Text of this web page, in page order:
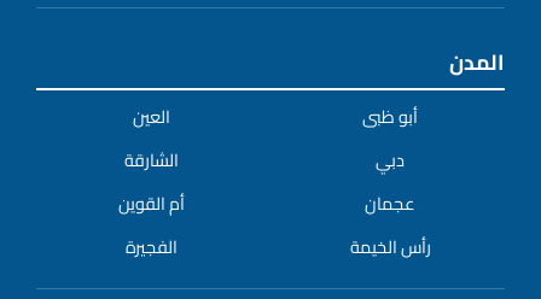
المدن
أبو ظبى
العين
دبي
الشارقة
عجمان
أم القوين
رأس الخيمة
الفجيرة